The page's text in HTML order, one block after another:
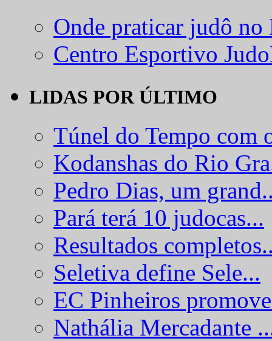
Onde praticar judô
Centro Esportivo
LIDAS POR ÚLTIMO
Túnel do Tempo com
Kodanshas do Rio
Pedro Dias, um
Pará terá 10 judocas...
Resultados
Seletiva define Sele...
EC Pinheiros
Nathália Mercadante